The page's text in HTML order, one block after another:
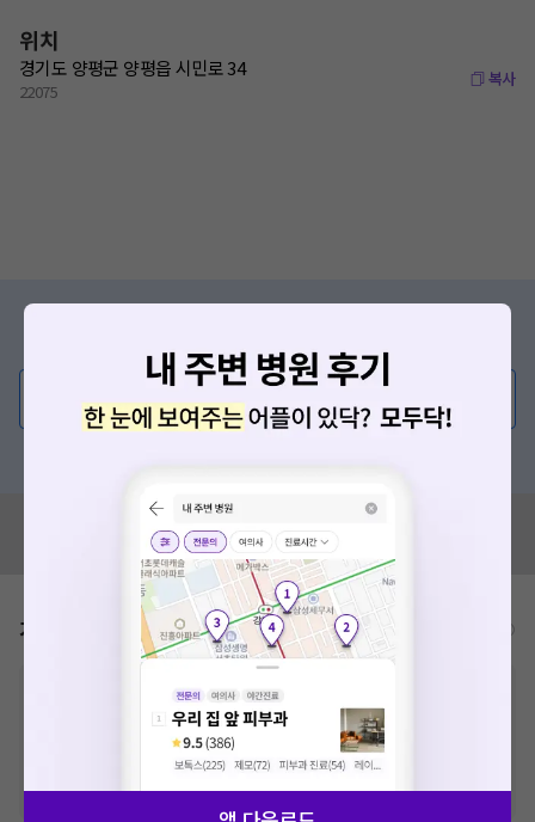
위치
경기도 양평군 양평읍 시민로 34
22075
복사
의사가 직접 답해드려요!
💬 무엇이든 물어보세요
혹시 잘못된 병원정보가 있나요?
모두닥 팀에 알려주세요!
가격표 비급여/급여 진료란?
추가비용 등으로 실제 가격과 상이할 수 있으니, 정확
한 가격은 해당 의료기관에 직접 문의해주세요.
건강보험심사평가원에 고지되어 있는 급여 진료 기준 가
격입니다. (진료와 연관된 복합적인 비용이 추가되어, 병원마다 금액이 다르게
산정될 수 있는 점 참고 바랍니다.)
※ 이벤트가, 할인가는VAT 포함